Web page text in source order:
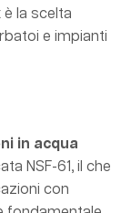
è la scelta
e impianti
in acqua
NSF-61, il che
con